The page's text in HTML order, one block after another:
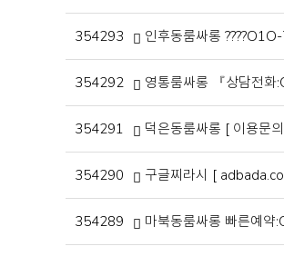
354293 인후동룸싸롱
354292 영통룸싸롱 『상담전
354291 덕은동룸싸롱 [ 이용문
354290 구글찌라시 [
354289 마북동룸싸롱 빠른예